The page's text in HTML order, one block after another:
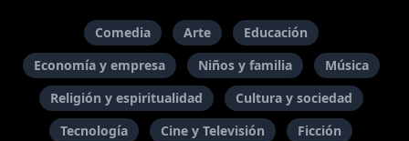
Comedia Arte
Educación
Economía y empresa
Niños y familia
Música
Religión y espiritualidad
Cultura y sociedad
Tecnología
Cine y Televisión
Ficción